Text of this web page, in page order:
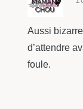
Aussi
d’attendre
foule.